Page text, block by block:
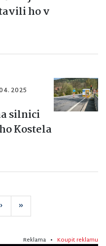
ho v
2025
silnici
Kostela
› »
Reklama • Koupit reklamu